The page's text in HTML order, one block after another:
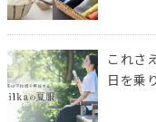
これさ
日を乗